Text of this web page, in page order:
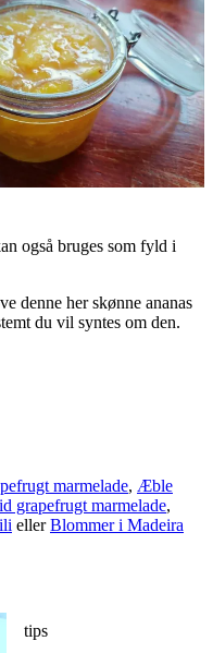
også bruges som fyld i
denne her skønne ananas
du vil syntes om den.
marmelade, Æble
grapefrugt marmelade,
ellerBlommer i Madeira
tips